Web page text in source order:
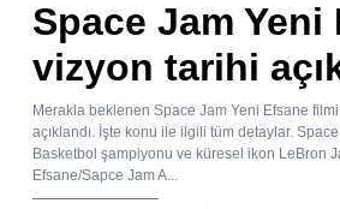
Space Jam Yeni
vizyon tarihi
Merakla beklenen Space Jam Yeni Efsane
açıklandı. İşte konu ile ilgili tüm detaylar.
Basketbol şampiyonu ve küresel ikon LeBron
Efsane/Sapce Jam A...